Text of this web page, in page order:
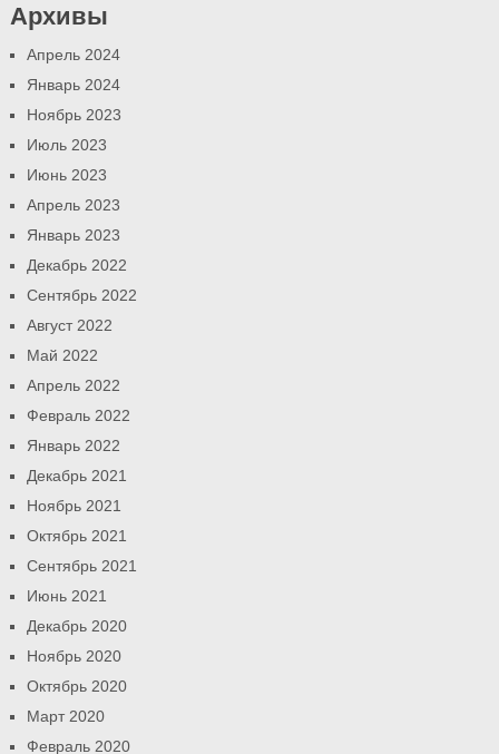
Архивы
Апрель 2024
Январь 2024
Ноябрь 2023
Июль 2023
Июнь 2023
Апрель 2023
Январь 2023
Декабрь 2022
Сентябрь 2022
Август 2022
Май 2022
Апрель 2022
Февраль 2022
Январь 2022
Декабрь 2021
Ноябрь 2021
Октябрь 2021
Сентябрь 2021
Июнь 2021
Декабрь 2020
Ноябрь 2020
Октябрь 2020
Март 2020
Февраль 2020